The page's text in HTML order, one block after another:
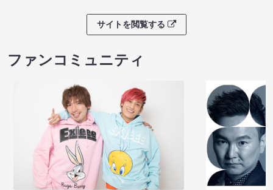
サイトを閲覧する
ファンコミュニティ